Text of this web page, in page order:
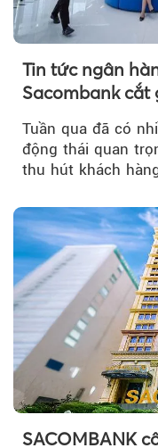
Tin tức ngân
Sacombank cắt
Tuần qua đã có
động thái quan
thu hút khách
SACOMBANK